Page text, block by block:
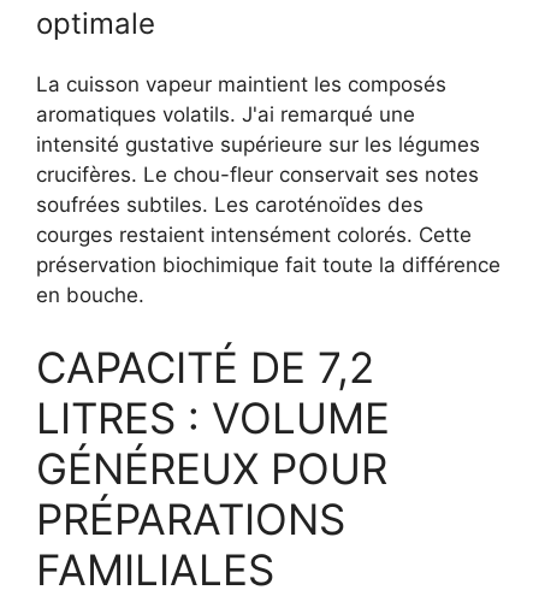
optimale
La cuisson vapeur maintient les composés
aromatiques volatils. J'ai remarqué une
intensité gustative supérieure sur les légumes
crucifères. Le chou-fleur conservait ses notes
soufrées subtiles. Les caroténoïdes des
courges restaient intensément colorés. Cette
préservation biochimique fait toute la différence
en bouche.
CAPACITÉ DE 7,2
LITRES : VOLUME
GÉNÉREUX POUR
PRÉPARATIONS
FAMILIALES